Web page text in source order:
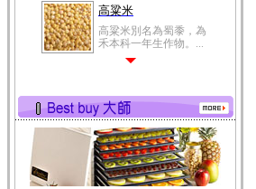
高粱米
高粱米別名為蜀黍，為
禾本科一年生作物。...
有蛋白質、脂肪、磷...
鮪魚
鮪魚肚肉中的不飽和脂
肪酸內富含EPA和DH...